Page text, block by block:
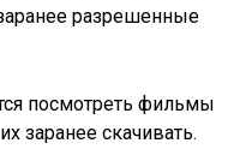
разрешенные
посмотреть фильмы
заранее скачивать.